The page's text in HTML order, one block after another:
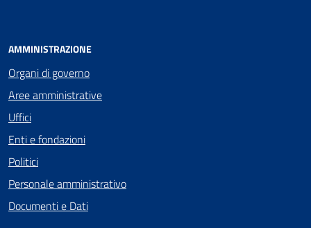
AMMINISTRAZIONE
Organi di governo
Aree amministrative
Uffici
Enti e fondazioni
Politici
Personale amministrativo
Documenti e Dati